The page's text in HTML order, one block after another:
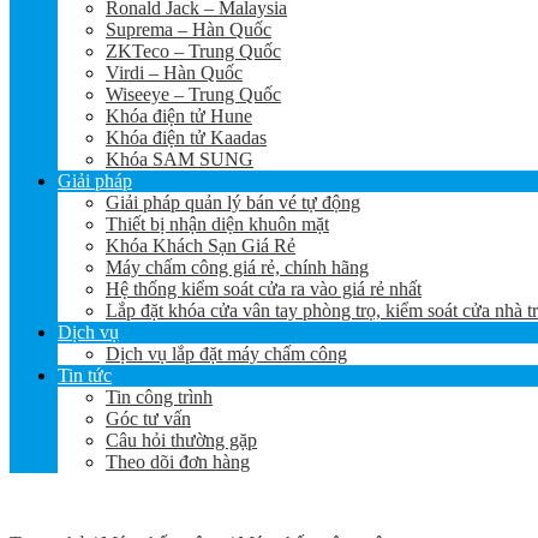
Ronald Jack – Malaysia
Suprema – Hàn Quốc
ZKTeco – Trung Quốc
Virdi – Hàn Quốc
Wiseeye – Trung Quốc
Khóa điện tử Hune
Khóa điện tử Kaadas
Khóa SAM SUNG
Giải pháp
Giải pháp quản lý bán vé tự động
Thiết bị nhận diện khuôn mặt
Khóa Khách Sạn Giá Rẻ
Máy chấm công giá rẻ, chính hãng
Hệ thống kiểm soát cửa ra vào giá rẻ nhất
Lắp đặt khóa cửa vân tay phòng trọ, kiểm soát cửa nhà
Dịch vụ
Dịch vụ lắp đặt máy chấm công
Tin tức
Tin công trình
Góc tư vấn
Câu hỏi thường gặp
Theo dõi đơn hàng